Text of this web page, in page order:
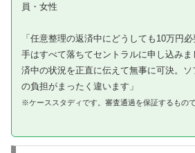
員・女性
「任意整理の返済中にどうしても10万円
手はすべて落ちてセントラルに申し込みま
済中の状況を正直に伝えて無事に可決。ソ
の負担がまったく違います」
※ケーススタディです。審査通過を保証するもの